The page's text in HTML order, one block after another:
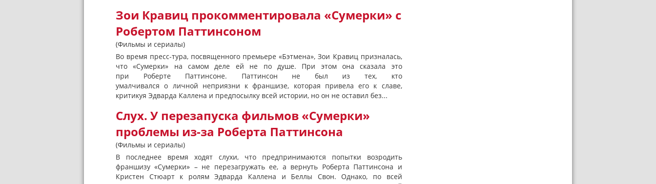
Зои Кравиц прокомментировала «Сумерки» с
Робертом Паттинсоном
(Фильмы и сериалы)
Во время пресс-тура, посвященного премьере «Бэтмена», Зои Кравиц призналась,
что «Сумерки» на самом деле ей не по душе. При этом она сказала это
при Роберте Паттинсоне. Паттинсон не был из тех, кто
умалчивался о личной неприязни к франшизе, которая привела его к славе,
критикуя Эдварда Каллена и предпосылку всей истории, но он не оставил без...
Слух. У перезапуска фильмов «Сумерки»
проблемы из-за Роберта Паттинсона
(Фильмы и сериалы)
В последнее время ходят слухи, что предпринимаются попытки возродить
франшизу «Сумерки» – не перезагружать ее, а вернуть Роберта Паттинсона и
Кристен Стюарт к ролям Эдварда Каллена и Беллы Свон. Однако, по всей